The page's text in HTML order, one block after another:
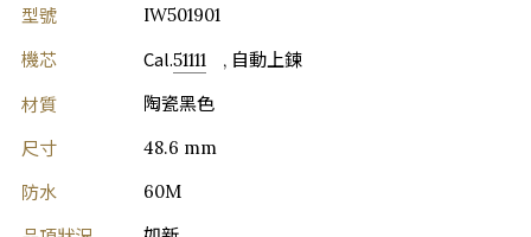
型號 IW501901
機芯 Cal.51111 , 自動上鍊
材質 陶瓷黑色
尺寸 48.6 mm
防水 60M